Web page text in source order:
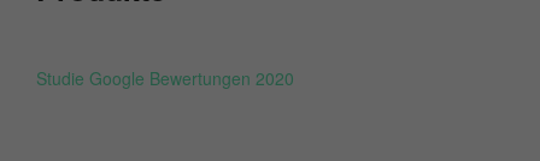
Studie Google Bewertungen 2020